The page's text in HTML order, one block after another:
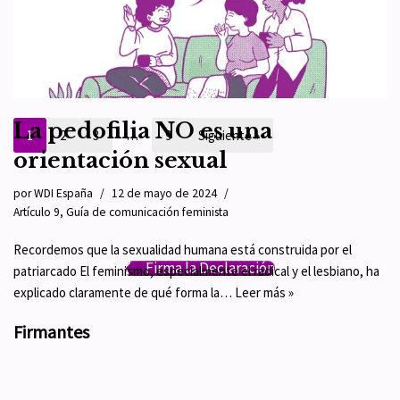
El capítulo español de Women’s Declaration International (WDI), la
organización feminista impulsora de la Declaración sobre los
derechos de las mujeres basados en el sexo… Leer más »
La pedofilia NO es una
orientación sexual
porWDI España
12 de mayo de 2024
Artículo 9, Guía de comunicación feminista
Recordemos que la sexualidad humana está construida por el
patriarcado El feminismo, especialmente el radical y el lesbiano, ha
explicado claramente de qué forma la… Leer más »
1 2 3 … 9 Siguiente »
Firma la Declaración
Firmantes